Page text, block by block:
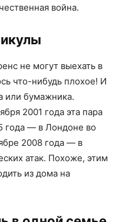
война.
не могут выехать в
что-нибудь плохое! И
или бумажника.
2001 года эта пара
года — в Лондоне во
2008 года — в
атак. Похоже, этим
из дома на